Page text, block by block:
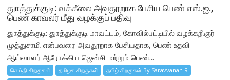
துாத்துக்குடி: வக்கீலை அவதூறாக பேசிய பெண் எஸ்.ஐ.,
பெண் காவலர் மீது வழக்குப் பதிவு
துாத்துக்குடி: துாத்துக்குடி மாவட்டம், கோவில்பட்டியில் வழக்கறிஞர்
முத்துசாமி என்பவரை அவதூறாக பேசியதாக, பெண் உதவி
ஆய்வாளர் ஆரோக்கிய ஜென்சி மற்றும் பெண்...
செய்தி சிறகுகள் தமிழக சிறகுகள்
தமிழ் சிறகுகள் By Saravvanan R